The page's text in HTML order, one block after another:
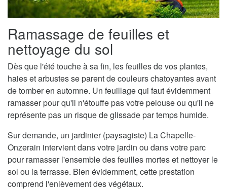
Ramassage de feuilles et
nettoyage du sol
Dès que l'été touche à sa fin, les feuilles de vos plantes,
haies et arbustes se parent de couleurs chatoyantes avant
de tomber en automne. Un feuillage qui faut évidemment
ramasser pour qu'il n'étouffe pas votre pelouse ou qu'il ne
représente pas un risque de glissade par temps humide.
Sur demande, un jardinier (paysagiste) La Chapelle-
Onzerain intervient dans votre jardin ou dans votre parc
pour ramasser l'ensemble des feuilles mortes et nettoyer le
sol ou la terrasse. Bien évidemment, cette prestation
comprend l'enlèvement des végétaux.